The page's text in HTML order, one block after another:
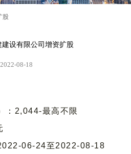
股
建设有限公司增资扩股
2022-08-18
：2,044-最高不限
06-24至2022-08-18